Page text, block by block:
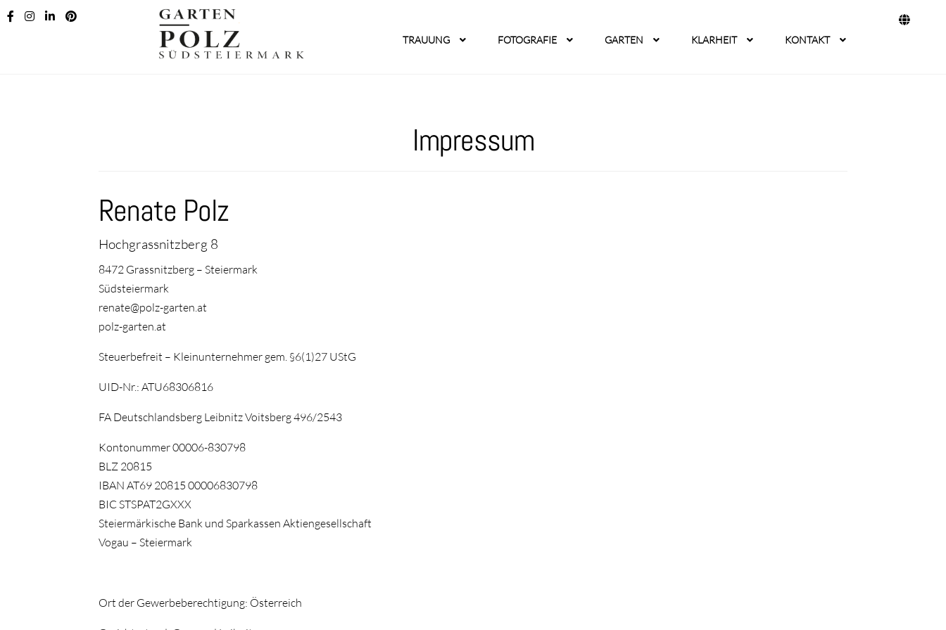
Zur
Navigation
springen
Zum
Inhalt
springen
TRAUUNG FOTOGRAFIE GARTEN KLARHEIT KONTAKT
Impressum
Renate Polz
Hochgrassnitzberg 8
8472 Grassnitzberg – Steiermark
Südsteiermark
renate@polz-garten.at
polz-garten.at
Steuerbefreit – Kleinunternehmer gem. §6(1)27 UStG
UID-Nr.: ATU68306816
FA Deutschlandsberg Leibnitz Voitsberg 496/2543
Kontonummer 00006-830798
BLZ 20815
IBAN AT69 20815 00006830798
BIC STSPAT2GXXX
Steiermärkische Bank und Sparkassen Aktiengesellschaft
Vogau – Steiermark
Ort der Gewerbeberechtigung: Österreich